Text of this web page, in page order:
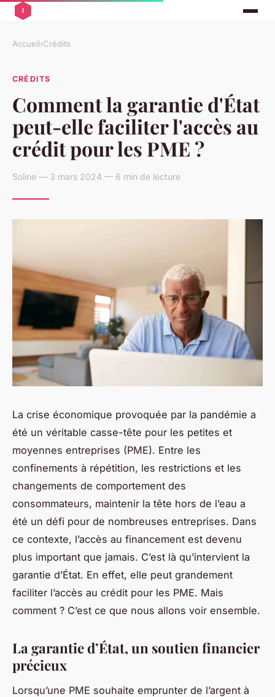
Accueil›Crédits
CRÉDITS
Comment la garantie d'État
peut-elle faciliter l'accès au
crédit pour les PME ?
Soline — 3 mars 2024 — 6 min de lecture
La crise économique provoquée par la pandémie a
été un véritable casse-tête pour les petites et
moyennes entreprises (PME). Entre les
confinements à répétition, les restrictions et les
changements de comportement des
consommateurs, maintenir la tête hors de l’eau a
été un défi pour de nombreuses entreprises. Dans
ce contexte, l’accès au financement est devenu
plus important que jamais. C’est là qu’intervient la
garantie d’État. En effet, elle peut grandement
faciliter l’accès au crédit pour les PME. Mais
comment ? C’est ce que nous allons voir ensemble.
La garantie d’État, un soutien financier
précieux
Lorsqu’une PME souhaite emprunter de l’argent à